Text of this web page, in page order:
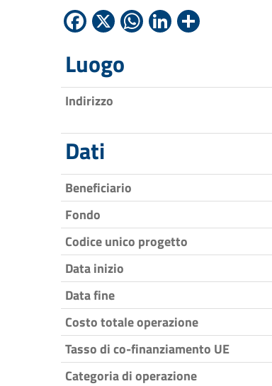
Facebook
X WhatsApp
LinkedIn
Luogo
Indirizzo
Dati
Beneficiario
Fondo
Codice unico progetto
Data inizio
Data fine
Costo totale operazione
Tasso di co-finanziamento UE
Categoria di operazione